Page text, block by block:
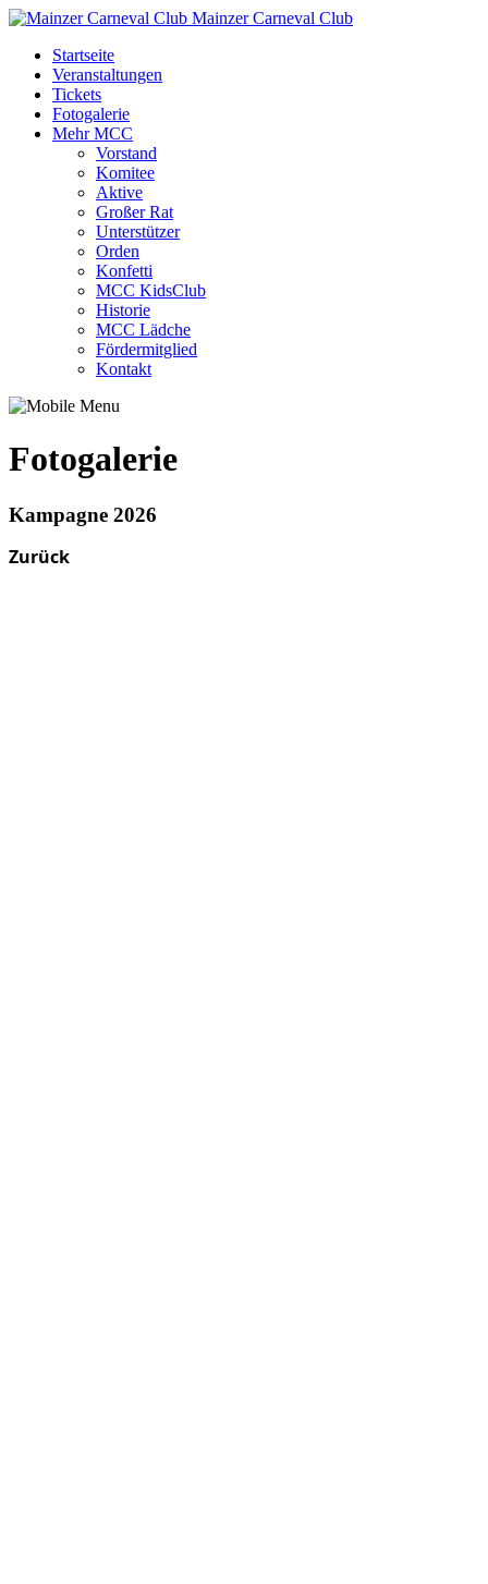
Mainzer Carneval Club
Startseite
Veranstaltungen
Tickets
Fotogalerie
Mehr MCC
Vorstand
Komitee
Aktive
Großer Rat
Unterstützer
Orden
Konfetti
MCC KidsClub
Historie
MCC Lädche
Fördermitglied
Kontakt
Fotogalerie
Kampagne 2026
Zurück